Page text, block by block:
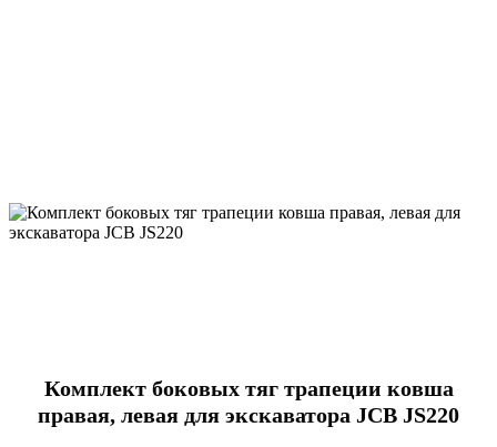
Комплект боковых тяг трапеции ковша
правая, левая для экскаватора JCB JS220